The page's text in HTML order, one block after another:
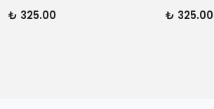
₺ 325.00 ₺ 325.00